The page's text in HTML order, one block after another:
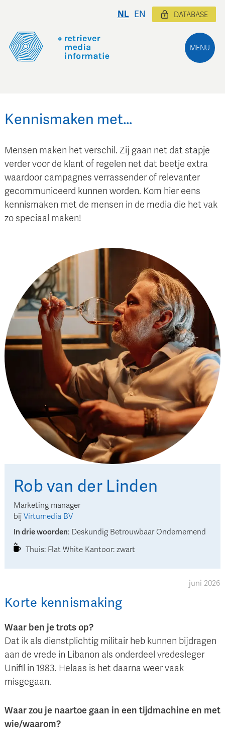
MENU
NL EN DATABASE
Kennismaken met…
Mensen maken het verschil. Zij gaan net dat stapje
verder voor de klant of regelen net dat beetje extra
waardoor campagnes verrassender of relevanter
gecommuniceerd kunnen worden. Kom hier eens
kennismaken met de mensen in de media die het vak
zo speciaal maken!
Rob van der Linden
Marketing manager
bij Virtumedia BV
In drie woorden: Deskundig Betrouwbaar Ondernemend
Thuis: Flat White Kantoor: zwart
juni 2026
Korte kennismaking
Waar ben je trots op?
Dat ik als dienstplichtig militair heb kunnen bijdragen
aan de vrede in Libanon als onderdeel vredesleger
Unifil in 1983. Helaas is het daarna weer vaak
misgegaan.
Waar zou je naartoe gaan in een tijdmachine en met
wie/waarom?